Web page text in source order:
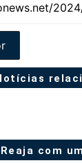
Reaja com